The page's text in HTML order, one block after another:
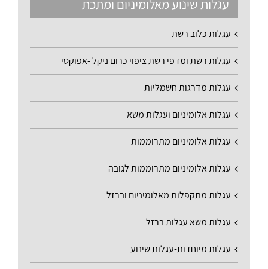
עגלות שינוע מאלומיניום ומתכת
עגלות כלוב רשת
עגלות רשת ומדפי רשת ציפוי כרום ניקל -אפוקסי
עגלות מדרגות חשמליות
עגלות אלומיניום ועגלות משא
עגלות אלומיניום מתרוממות
עגלות אלומיניום מתרוממות לגובה
עגלות מתקפלות מאלומיניום וברזל
עגלות משא עגלות ברזל
עגלות מיוחדות-עגלות שינוע